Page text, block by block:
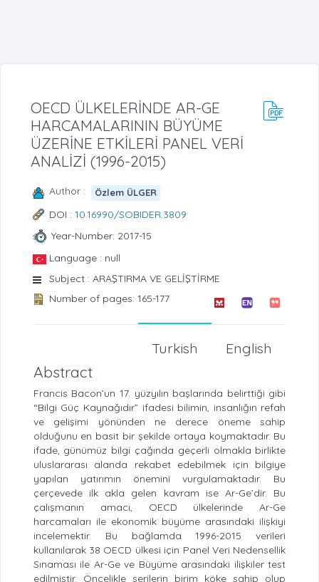
OECD ÜLKELERİNDE AR-GE
HARCAMALARININ BÜYÜME
ÜZERİNE ETKİLERİ PANEL VERİ
ANALİZİ (1996-2015)
Author : Özlem ÜLGER
DOI : 10.16990/SOBIDER.3809
Year-Number: 2017-15
Language : null
Subject : ARAŞTIRMA VE GELİŞTİRME
Number of pages: 165-177
English
Turkish
Abstract
Francis Bacon’un 17. yüzyılın başlarında belirttiği gibi
“Bilgi Güç Kaynağıdır” ifadesi bilimin, insanlığın refah
ve gelişimi yönünden ne derece öneme sahip
olduğunu en basit bir şekilde ortaya koymaktadır. Bu
ifade, günümüz bilgi çağında geçerli olmakla birlikte
uluslararası alanda rekabet edebilmek için bilgiye
yapılan yatırımın önemini vurgulamaktadır. Bu
çerçevede ilk akla gelen kavram ise Ar-Ge’dir. Bu
çalışmanın amacı, OECD ülkelerinde Ar-Ge
harcamaları ile ekonomik büyüme arasındaki ilişkiyi
incelemektir. Bu bağlamda 1996-2015 verileri
kullanılarak 38 OECD ülkesi için Panel Veri Nedensellik
Sınaması ile Ar-Ge ve Büyüme arasındaki ilişkiler test
edilmiştir. Öncelikle serilerin birim köke sahip olup